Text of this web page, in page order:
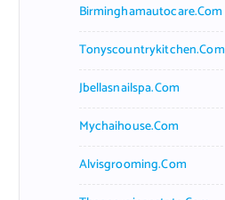
Birminghamautocare.com
Tonyscountrykitchen.com
Jbellasnailspa.com
Mychaihouse.com
Alvisgrooming.com